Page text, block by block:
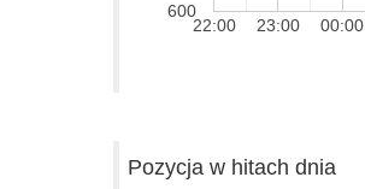
22:00 23:00 00:00
600
Pozycja w hitach dnia